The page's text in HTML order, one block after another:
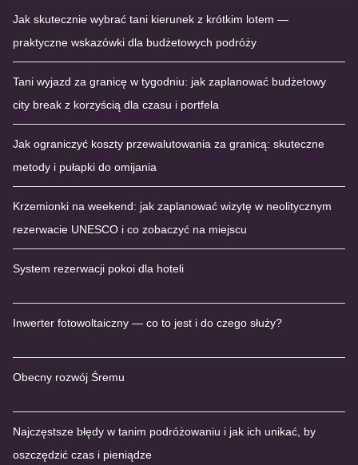
Jak skutecznie wybrać tani kierunek z krótkim lotem —
praktyczne wskazówki dla budżetowych podróży
Tani wyjazd za granicę w tygodniu: jak zaplanować budżetowy
city break z korzyścią dla czasu i portfela
Jak ograniczyć koszty przewalutowania za granicą: skuteczne
metody i pułapki do omijania
Krzemionki na weekend: jak zaplanować wizytę w neolitycznym
rezerwacie UNESCO i co zobaczyć na miejscu
System rezerwacji pokoi dla hoteli
Inwerter fotowoltaiczny — co to jest i do czego służy?
Obecny rozwój Śremu
Najczęstsze błędy w tanim podróżowaniu i jak ich unikać, by
oszczędzić czas i pieniądze